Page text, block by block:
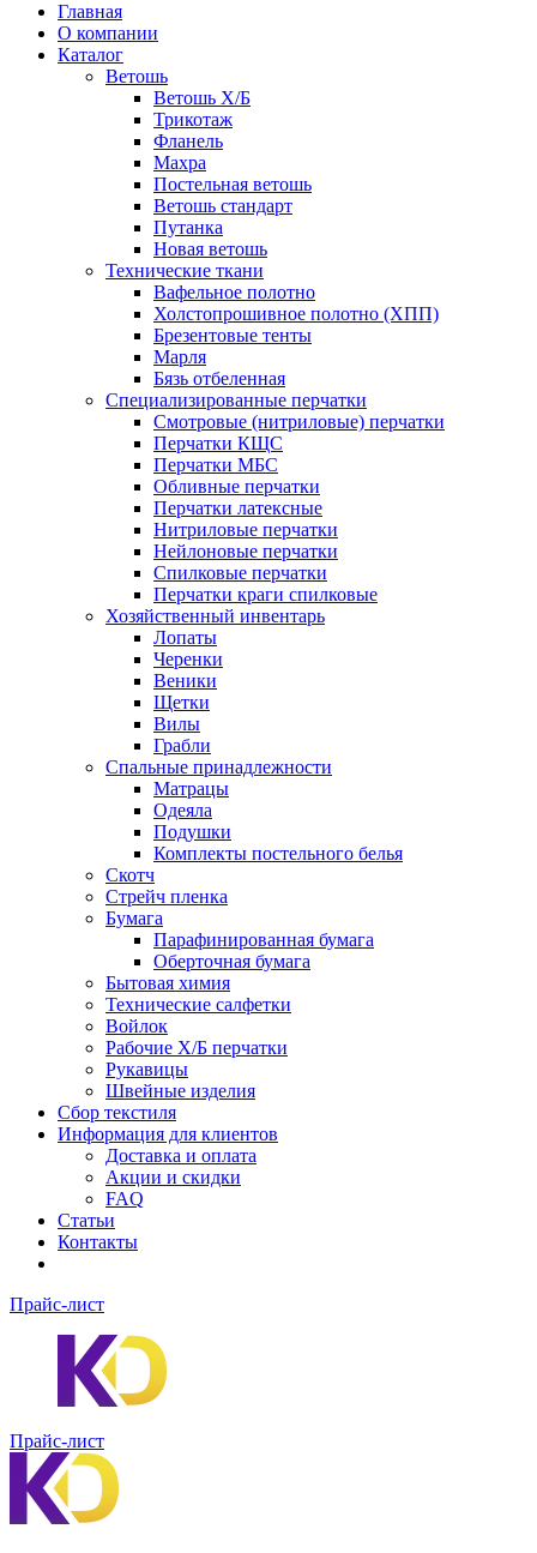
Главная
О компании
Каталог
Ветошь
Ветошь Х/Б
Трикотаж
Фланель
Махра
Постельная ветошь
Ветошь стандарт
Путанка
Новая ветошь
Технические ткани
Вафельное полотно
Холстопрошивное полотно (ХПП)
Брезентовые тенты
Марля
Бязь отбеленная
Специализированные перчатки
Смотровые (нитриловые) перчатки
Перчатки КЩС
Перчатки МБС
Обливные перчатки
Перчатки латексные
Нитриловые перчатки
Нейлоновые перчатки
Спилковые перчатки
Перчатки краги спилковые
Хозяйственный инвентарь
Лопаты
Черенки
Веники
Щетки
Вилы
Грабли
Спальные принадлежности
Матрацы
Одеяла
Подушки
Комплекты постельного белья
Скотч
Стрейч пленка
Бумага
Парафинированная бумага
Оберточная бумага
Бытовая химия
Технические салфетки
Войлок
Рабочие Х/Б перчатки
Рукавицы
Швейные изделия
Сбор текстиля
Информация для клиентов
Доставка и оплата
Акции и скидки
FAQ
Статьи
Контакты
Прайс-лист
Прайс-лист